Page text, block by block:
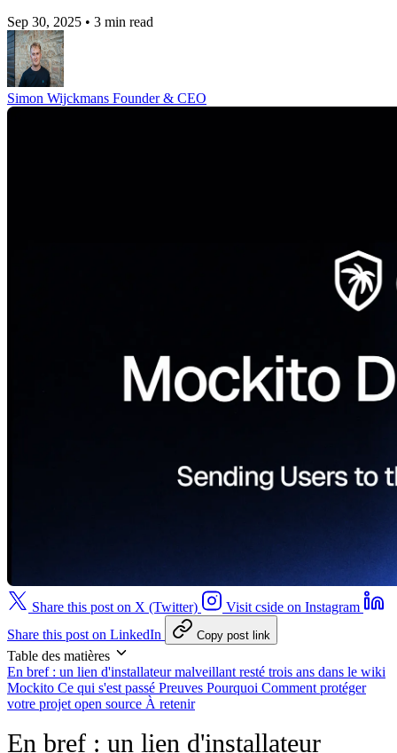
Sep 30, 2025 • 3 min read
Simon Wijckmans Founder & CEO
Share this post on X (Twitter)
Visit cside on Instagram
Share this post on LinkedIn
Copy post link
Table des matières
En bref : un lien d'installateur malveillant resté trois ans dans le wiki
Mockito Ce qui s'est passé Preuves Pourquoi Comment protéger
votre projet open source À retenir
En bref : un lien d'installateur